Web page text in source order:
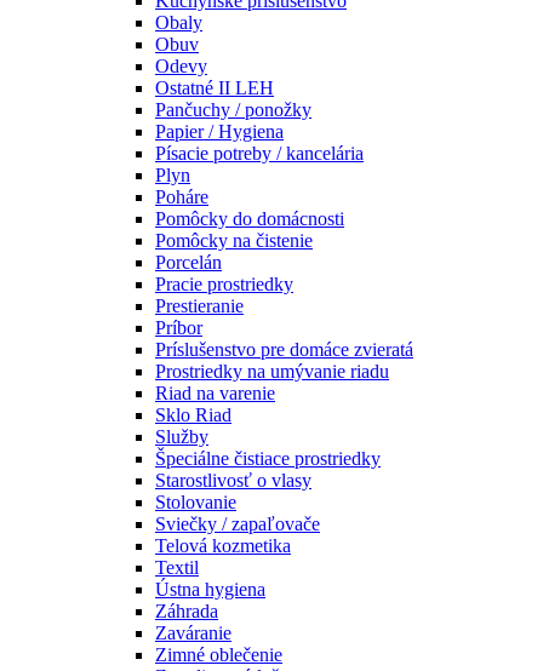
Obaly
Obuv
Odevy
Ostatné II LEH
Pančuchy / ponožky
Papier / Hygiena
Písacie potreby / kancelária
Plyn
Poháre
Pomôcky do domácnosti
Pomôcky na čistenie
Porcelán
Pracie prostriedky
Prestieranie
Príbor
Príslušenstvo pre domáce zvieratá
Prostriedky na umývanie riadu
Riad na varenie
Sklo Riad
Služby
Špeciálne čistiace prostriedky
Starostlivosť o vlasy
Stolovanie
Sviečky / zapaľovače
Telová kozmetika
Textil
Ústna hygiena
Záhrada
Zaváranie
Zimné oblečenie